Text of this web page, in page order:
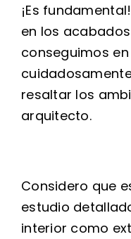
¡Es
en los
conseguimos en
resaltar los
arquitecto.
Considero que
estudio
interior como